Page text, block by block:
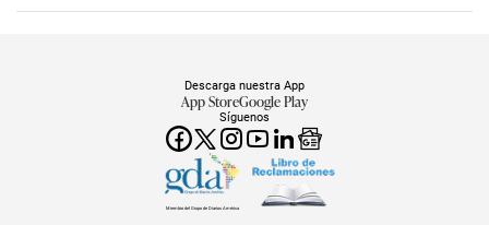
Síguenos
Descarga nuestra App
App StoreGoogle Play
Miembro del Grupo de Diarios América